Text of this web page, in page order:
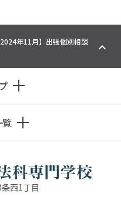
2024年11月】出張個別相談
覧
西1丁目